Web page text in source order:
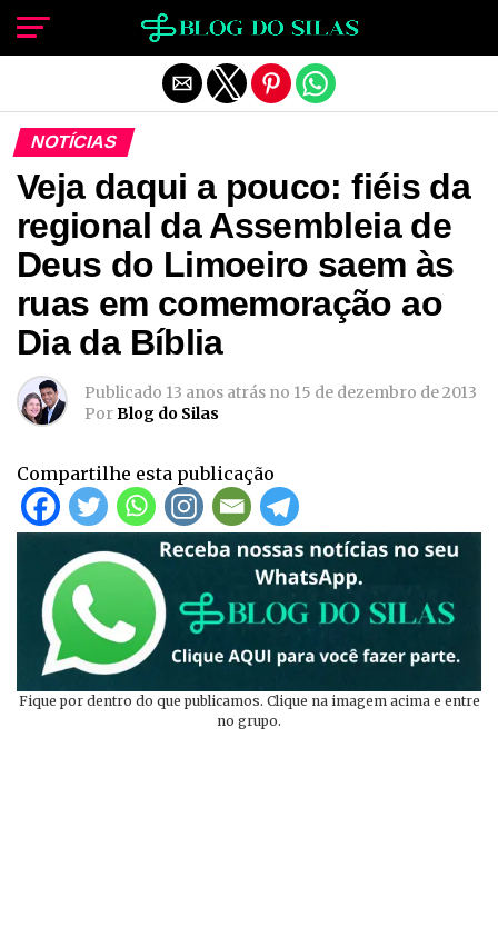
NOTÍCIAS
Veja daqui a pouco: fiéis da
regional da Assembleia de
Deus do Limoeiro saem às
ruas em comemoração ao
Dia da Bíblia
Publicado 13 anos atrás no 15 de dezembro de 2013
PorBlog do Silas
Compartilhe esta publicação
Fique por dentro do que publicamos. Clique na imagem acima e entre
no grupo.
Sair da versão mobile